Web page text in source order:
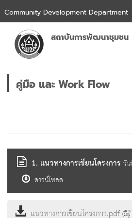
Community Development Department
สถาบันการพัฒนาชุมชน
คู่มือ และ Work Flow
1. แนวทางการเขียนโครงการ วั
ดาวน์โหลด
แนวทางการเขียนโครงการ.pdf(มี